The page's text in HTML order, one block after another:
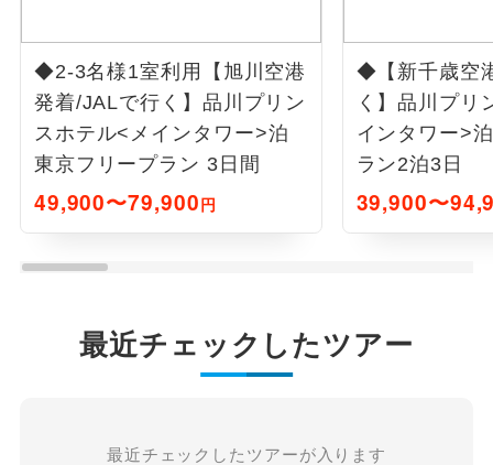
◆2-3名様1室利用【旭川空港
発着/JALで行く】品川プリン
スホテル<メインタワー>泊
東京フリープラン 3日間
49,900〜79,900円
◆【新千歳空
く】品川プリ
インタワー>
ラン2泊3日
39,900〜
最近チェックしたツアー
最近チェックしたツアーが入ります